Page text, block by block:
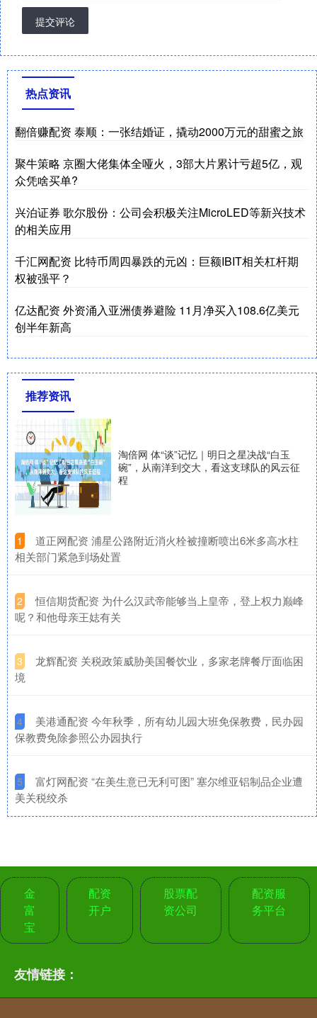
提交评论
热点资讯
翻倍赚配资 泰顺：一张结婚证，撬动2000万元的甜蜜之旅
聚牛策略 京圈大佬集体全哑火，3部大片累计亏超5亿，观
众凭啥买单?
兴泊证券 歌尔股份：公司会积极关注MicroLED等新兴技术
的相关应用
千汇网配资 比特币周四暴跌的元凶：巨额IBIT相关杠杆期
权被强平？
亿达配资 外资涌入亚洲债券避险 11月净买入108.6亿美元
创半年新高
推荐资讯
淘倍网 体“谈”记忆｜明日之星决战“白玉
碗”，从南洋到交大，看这支球队的风云征
程
1
​道正网配资 浦星公路附近消火栓被撞断喷出6米多高水柱
相关部门紧急到场处置
2
​恒信期货配资 为什么汉武帝能够当上皇帝，登上权力巅峰
呢？和他母亲王娡有关
3
​龙辉配资 关税政策威胁美国餐饮业，多家老牌餐厅面临困
境
4
​美港通配资 今年秋季，所有幼儿园大班免保教费，民办园
保教费免除参照公办园执行
5
​富灯网配资 “在美生意已无利可图” 塞尔维亚铝制品企业遭
美关税绞杀
金
富
宝
配资
开户
股票配
资公司
配资服
务平台
友情链接：